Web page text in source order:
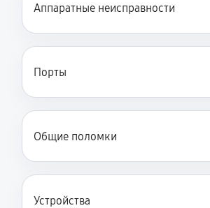
Замена шим-контроллера
3510 руб 120 минут
Аппаратные неисправности
Порты
Общие поломки
Устройства